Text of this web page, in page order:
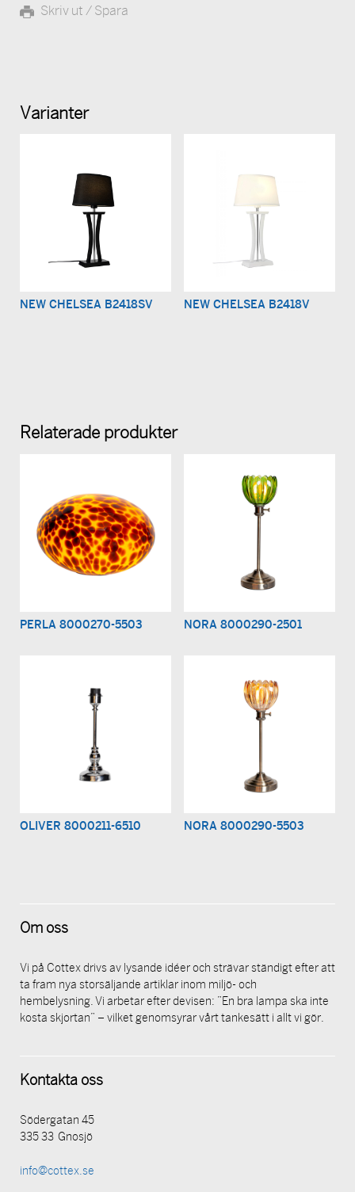
Skriv ut / Spara
Varianter
NEW CHELSEA B2418SV NEW CHELSEA B2418V
Relaterade produkter
PERLA 8000270-5503 NORA 8000290-2501
OLIVER 8000211-6510 NORA 8000290-5503
Om oss
Vi på Cottex drivs av lysande idéer och strävar ständigt efter att
ta fram nya storsäljande artiklar inom miljö- och
hembelysning. Vi arbetar efter devisen: ”En bra lampa ska inte
kosta skjortan” – vilket genomsyrar vårt tankesätt i allt vi gör.
Kontakta oss
Södergatan 45
335 33 Gnosjö
info@cottex.se